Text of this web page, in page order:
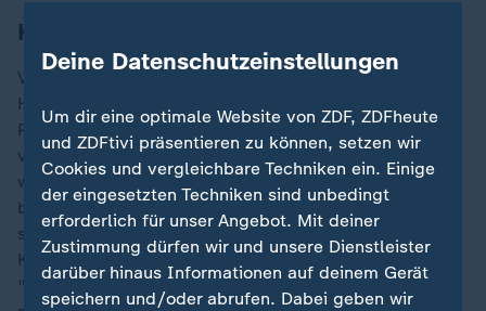
Kassen zahlen oft erst spät
Verbandsgeschäftsführerin Halletz macht als
Hauptursache für die finanzielle Schieflage vieler
Pflegeanbieter mangelnde Zahlungsmoral der Kassen
verantwortlich. Die Leistungen der Heime und Dienste
würden meist nicht zeitnah bezahlt. "Das türmt sich
bei den Pflegeunternehmen zu sechs- bis
siebenstelligen Summen auf", sagte Halletz. Klamme
Kassen sanierten sich auf Kosten von Pflegeanbietern.
"Die Pflegeunternehmen werden als Bank der Kassen
Deine Datenschutzeinstellungen
Um dir eine optimale Website von ZDF, ZDFheute
und ZDFtivi präsentieren zu können, setzen wir
Cookies und vergleichbare Techniken ein. Einige
der eingesetzten Techniken sind unbedingt
erforderlich für unser Angebot. Mit deiner
Zustimmung dürfen wir und unsere Dienstleister
darüber hinaus Informationen auf deinem Gerät
speichern und/oder abrufen. Dabei geben wir